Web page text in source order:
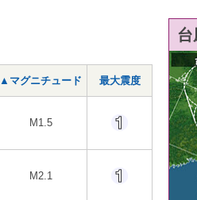
▲マグニチュード 最大震度
M1.5
M2.1